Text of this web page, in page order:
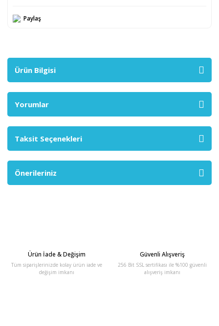
Paylaş
Ürün Bilgisi
Yorumlar
Taksit Seçenekleri
Önerileriniz
Ürün İade & Değişim
Tüm siparişlerinizde kolay ürün iade ve
değişim imkanı
Güvenli Alışveriş
256 Bit SSL sertifikası ile %100 güvenli
alışveriş imkanı